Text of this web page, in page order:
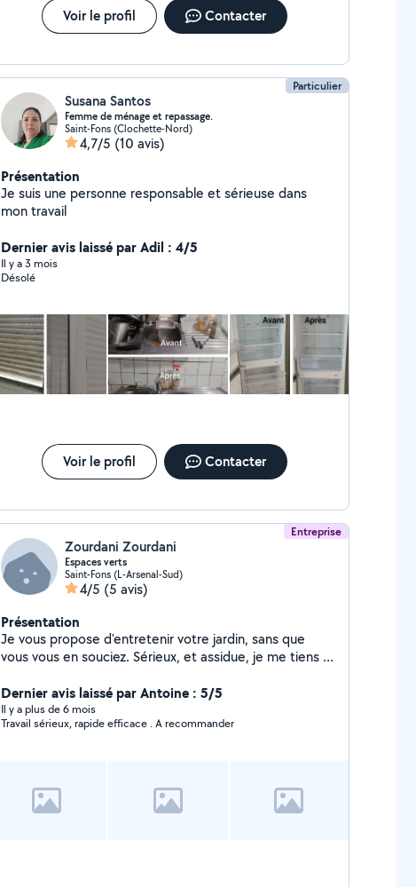
Voir le profil Contacter
Particulier
Susana Santos
Femme de ménage et repassage.
Saint-Fons (Clochette-Nord)
4,7/5 (10 avis)
Présentation
Je suis une personne responsable et sérieuse dans
mon travail
Dernier avis laissé par Adil : 4/5
Il y a 3 mois
Désolé
Voir le profil Contacter
Entreprise
Zourdani Zourdani
Espaces verts
Saint-Fons (L-Arsenal-Sud)
4/5 (5 avis)
Présentation
Je vous propose d'entretenir votre jardin, sans que
vous vous en souciez. Sérieux, et assidue, je me tiens à
besoins. - Tonte de votre pelouse - Taille de vos haies
dans le respect des saisons - Entretien quotidien ou
ponctuel - Divers travaux de jardinage Désherbage,
Dernier avis laissé par Antoine : 5/5
Il y a plus de 6 mois
Travail sérieux, rapide efficace . A recommander